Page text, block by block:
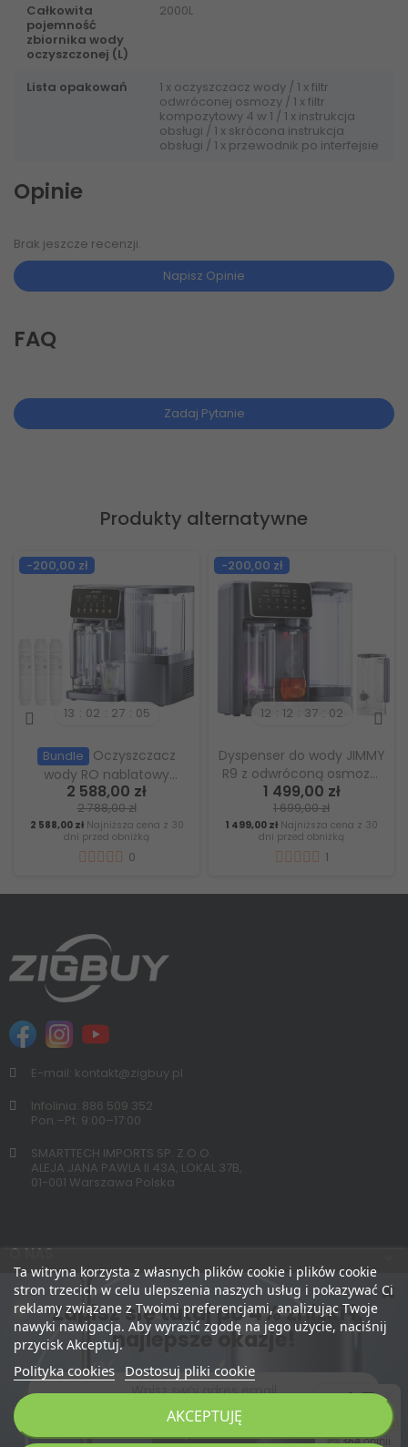
Całkowita
pojemność
zbiornika wody
oczyszczonej (L)
2000L
Lista opakowań
1 x oczyszczacz wody / 1 x filtr
odwróconej osmozy / 1 x filtr
kompozytowy 4 w 1 / 1 x instrukcja
obsługi / 1 x skrócona instrukcja
obsługi / 1 x przewodnik po interfejsie
Opinie
Brak jeszcze recenzji.
Napisz Opinie
FAQ
Zadaj Pytanie
Produkty alternatywne
-100,00 zł
12 12 37 00
JIMMY Matrix M9 Pro
nablatowy oczyszczacz
wody RO,
natychmiastowe
podgrzewanie, sterylizacja
UV-C
1 699,00 zł
1 799,00 zł
1 699,00 złNajniższa cena z 30
dni przed obniżką
0
-408,99 zł
Nowy
12 12 37 00
Bundle Zestaw
Oczyszczacz wody RO
nablatowy Hydrofast
C300 z 1 dodatkowym
filtrem Hydrofast HF04
2 980,99 zł
3 389,98 zł
2 980,99 zł Najniższa cena z 30
dni przed obniżką
0
Ta witryna korzysta z własnych plików cookie i plików cookie
stron trzecich w celu ulepszenia naszych usług i pokazywać Ci
reklamy związane z Twoimi preferencjami, analizując Twoje
nawyki nawigacja. Aby wyrazić zgodę na jego użycie, naciśnij
przycisk Akceptuj.
Polityka cookies Dostosuj pliki cookie
AKCEPTUJĘ
E-mail: kontakt@zigbuy.pl
Infolinia: 886 509 352
Pon.–Pt. 9:00–17:00
SMARTTECH IMPORTS SP. Z.O.O.
ALEJA JANA PAWLA II 43A, LOKAL 37B,
01-001 Warszawa Polska
O NAS
Zapisz się tutaj po 4% zniżki i
najlepsze okazje!
Zapisz Mnie